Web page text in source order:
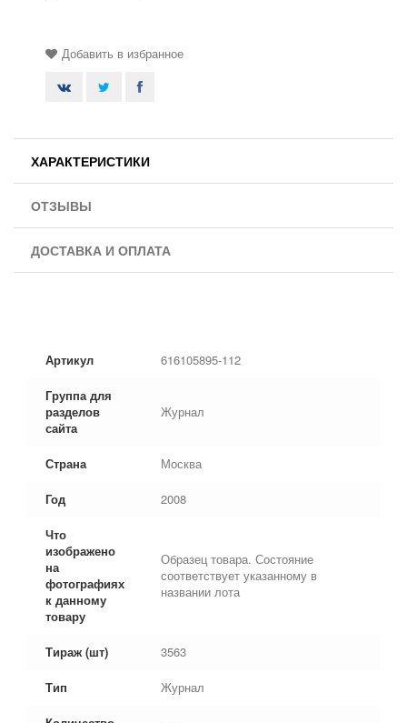
Добавить в избранное
ХАРАКТЕРИСТИКИ
ОТЗЫВЫ
ДОСТАВКА И ОПЛАТА
Артикул 616105895-112
Группа для
разделов
сайта
Журнал
Страна Москва
Год 2008
Что
изображено
на
фотографиях
к данному
товару
Образец товара. Состояние
соответствует указанному в
названии лота
Тираж (шт) 3563
Тип Журнал